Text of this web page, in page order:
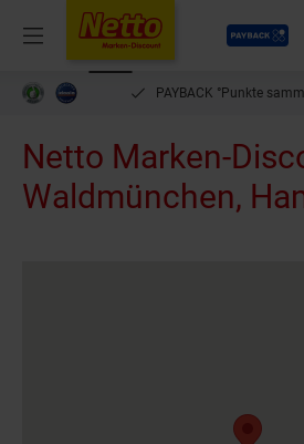
Menü
Payback
PAYBACK °Punkte
Netto Marken-
Waldmünchen,